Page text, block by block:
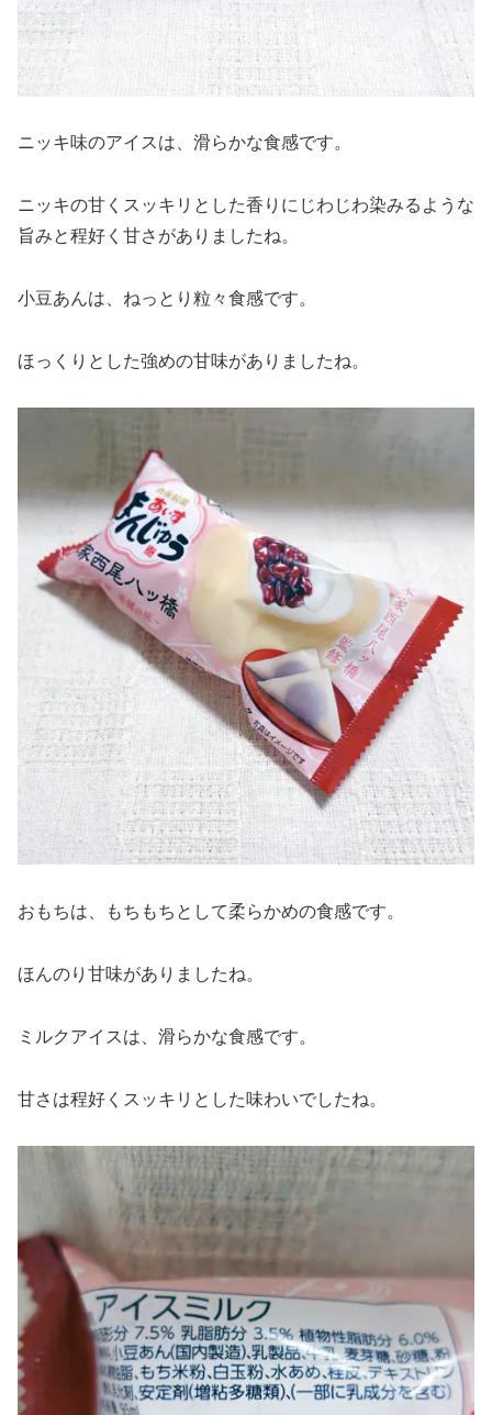
ニッキ味のアイスは、滑らかな食感です。
ニッキの甘くスッキリとした香りにじわじわ染みるような
旨みと程好く甘さがありましたね。
小豆あんは、ねっとり粒々食感です。
ほっくりとした強めの甘味がありましたね。
おもちは、もちもちとして柔らかめの食感です。
ほんのり甘味がありましたね。
ミルクアイスは、滑らかな食感です。
甘さは程好くスッキリとした味わいでしたね。